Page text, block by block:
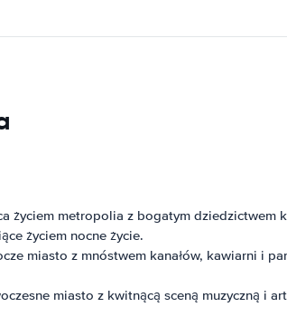
metropolia z bogatym dziedzictwem
życiem nocne życie.
miasto z mnóstwem kanałów, kawiarni i
miasto z kwitnącą sceną muzyczną i